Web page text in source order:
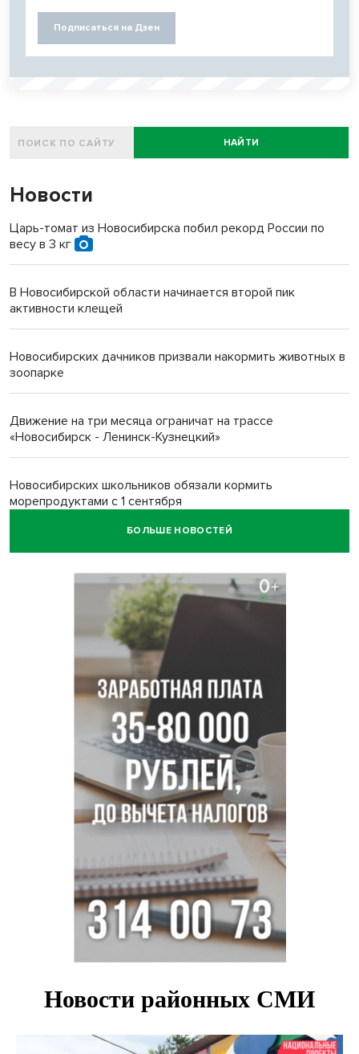
Подписаться на Дзен
НАЙТИ
Новости
Царь-томат из Новосибирска побил рекорд России по
весу в 3 кг
В Новосибирской области начинается второй пик
активности клещей
Новосибирских дачников призвали накормить животных в
зоопарке
Движение на три месяца ограничат на трассе
«Новосибирск - Ленинск-Кузнецкий»
Новосибирских школьников обязали кормить
морепродуктами с 1 сентября
БОЛЬШЕ НОВОСТЕЙ